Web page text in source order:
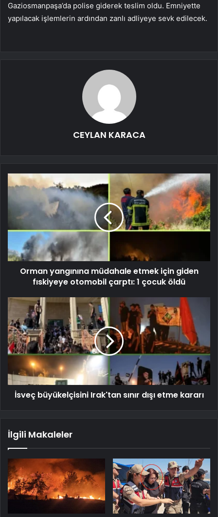
Gaziosmanpaşa’da polise giderek teslim oldu. Emniyette
yapılacak işlemlerin ardından zanlı adliyeye sevk edilecek.
CEYLAN KARACA
Orman yangınına müdahale etmek için giden
fıskiyeye otomobil çarptı: 1 çocuk öldü
İsveç büyükelçisini Irak'tan sınır dışı etme kararı
İlgili Makaleler